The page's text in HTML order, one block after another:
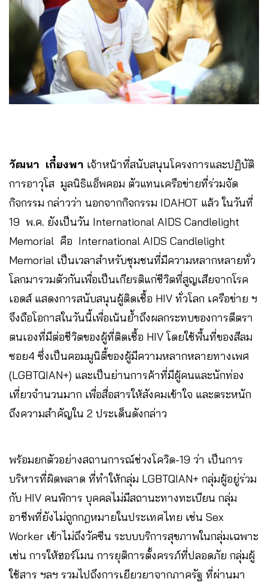
วัฒนา เกี๋ยงพา เจ้าหน้าที่สนับสนุนโครงการและปฏิบัติ
การอาวุโส มูลนิธิแอ็พคอม ตัวแทนเครือข่ายที่ร่วมจัด
กิจกรรม กล่าวว่า นอกจากกิจกรรม IDAHOT แล้ว ในวันที่
19 พ.ค. ยังเป็นวัน International AIDS Candlelight
Memorial คือ International AIDS Candlelight
Memorial เป็นเวลาสำหรับชุมชนที่มีความหลากหลายทั่ว
โลกมารวมตัวกันเพื่อเป็นเกียรติแก่ชีวิตที่สูญเสียจากโรค
เอดส์ แสดงการสนับสนุนผู้ติดเชื้อ HIV ทั่วโลก เครือข่าย ฯ
จึงถือโอกาสในวันนี้เพื่อเน้นย้ำถึงผลกระทบของการตีตรา
ตนเองที่มีต่อชีวิตของผู้ที่ติดเชื้อ HIV โดยใช้พื้นที่ของสีลม
ซอย4 ซึ่งเป็นคอมมูนิตี้ของผู้มีความหลากหลายทางเพศ
(LGBTQIAN+) และเป็นย่านการค้าที่มีผู้คนและนักท่อง
เที่ยวจำนวนมาก เพื่อสื่อสารให้สังคมเข้าใจ และตระหนัก
ถึงความสำคัญใน 2 ประเด็นดังกล่าว
พร้อมยกตัวอย่างสถานการณ์ช่วงโควิด-19 ว่า เป็นการ
บริหารที่ผิดพลาด ที่ทำให้กลุ่ม LGBTQIAN+ กลุ่มผู้อยู่ร่วม
กับ HIV คนพิการ บุคคลไม่มีสถานะทางทะเบียน กลุ่ม
อาชีพที่ยังไม่ถูกกฎหมายในประเทศไทย เช่น Sex
Worker เข้าไม่ถึงวัคซีน ระบบบริการสุขภาพในกลุ่มเฉพาะ
เช่น การให้ฮอร์โมน การยุติการตั้งครรภ์ที่ปลอดภัย กลุ่มผู้
ใช้สาร ฯลฯ รวมไปถึงการเยียวยาจากภาครัฐ ที่ผ่านมา